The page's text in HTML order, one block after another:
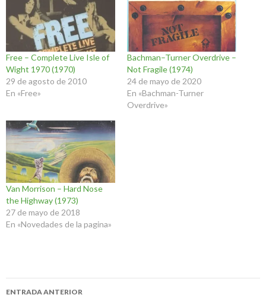
Free – Complete Live Isle of
Wight 1970 (1970)
29 de agosto de 2010
En «Free»
Bachman–Turner Overdrive –
Not Fragile (1974)
24 de mayo de 2020
En «Bachman-Turner
Overdrive»
Van Morrison – Hard Nose
the Highway (1973)
27 de mayo de 2018
En «Novedades de la pagina»
Navegación
ENTRADA ANTERIOR